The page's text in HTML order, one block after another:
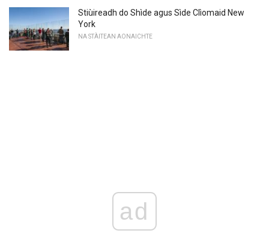
Stiùireadh do Shìde agus Sìde Clìomaid New
York
NA STÀITEAN AONAICHTE
ad